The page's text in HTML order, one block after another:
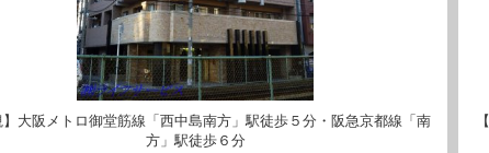
】大阪メトロ御堂筋線「西中島南方」駅徒歩５分・阪急京都線「南
方」駅徒歩６分